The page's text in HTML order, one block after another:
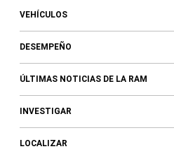
VEHÍCULOS
DESEMPEÑO
ÚLTIMAS NOTICIAS DE LA RAM
INVESTIGAR
LOCALIZAR